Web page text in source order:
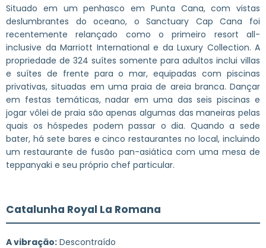
Situado em um penhasco em Punta Cana, com vistas
deslumbrantes do oceano, o Sanctuary Cap Cana foi
recentemente relançado como o primeiro resort all-
inclusive da Marriott International e da Luxury Collection. A
propriedade de 324 suítes somente para adultos inclui villas
e suítes de frente para o mar, equipadas com piscinas
privativas, situadas em uma praia de areia branca. Dançar
em festas temáticas, nadar em uma das seis piscinas e
jogar vôlei de praia são apenas algumas das maneiras pelas
quais os hóspedes podem passar o dia. Quando a sede
bater, há sete bares e cinco restaurantes no local, incluindo
um restaurante de fusão pan-asiática com uma mesa de
teppanyaki e seu próprio chef particular.
Catalunha Royal La Romana
A vibração: Descontraído